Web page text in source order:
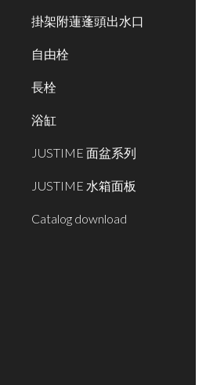
掛架附蓮蓬頭出水口
自由栓
長栓
浴缸
JUSTIME 面盆系列
JUSTIME 水箱面板
Catalog download